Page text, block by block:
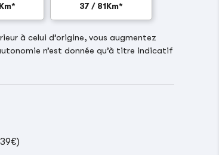
37 / 81Km*
à celui d’origine, vous augmentez
n’est donnée qu’à titre indicatif